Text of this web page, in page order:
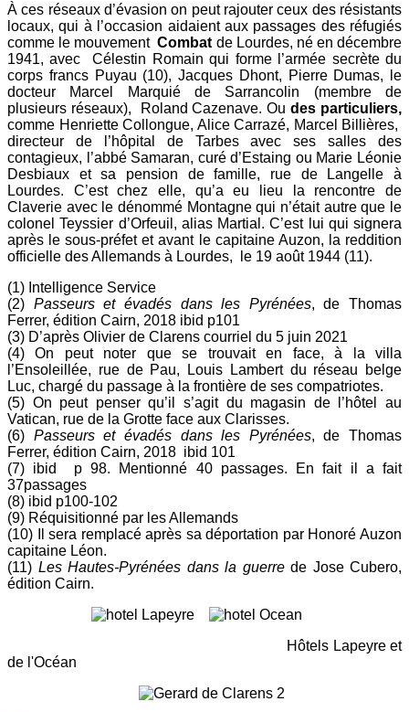
À ces réseaux d’évasion on peut rajouter ceux des résistants
locaux, qui à l’occasion aidaient aux passages des réfugiés
comme le mouvementCombat de Lourdes, né en décembre
1941, avec Célestin Romain qui forme l’armée secrète du
corps francs Puyau (10), Jacques Dhont, Pierre Dumas, le
docteur Marcel Marquié de Sarrancolin (membre de
plusieurs réseaux), Roland Cazenave. Oudes particuliers,
comme Henriette Collongue, Alice Carrazé, Marcel Billières,
directeur de l’hôpital de Tarbes avec ses salles des
contagieux, l’abbé Samaran, curé d’Estaing ou Marie Léonie
Desbiaux et sa pension de famille, rue de Langelle à
Lourdes. C’est chez elle, qu’a eu lieu la rencontre de
Claverie avec le dénommé Montagne qui n’était autre que le
colonel Teyssier d’Orfeuil, alias Martial. C’est lui qui signera
après le sous-préfet et avant le capitaine Auzon, la reddition
officielle des Allemands à Lourdes, le 19 août 1944 (11).
(1) Intelligence Service
(2) Passeurs et évadés dans les Pyrénées, de Thomas
Ferrer, édition Cairn, 2018 ibid p101
(3) D’après Olivier de Clarens courriel du 5 juin 2021
(4) On peut noter que se trouvait en face, à la villa
l’Ensoleillée, rue de Pau, Louis Lambert du réseau belge
Luc, chargé du passage à la frontière de ses compatriotes.
(5) On peut penser qu’il s’agit du magasin de l’hôtel au
Vatican, rue de la Grotte face aux Clarisses.
(6) Passeurs et évadés dans les Pyrénées, de Thomas
Ferrer, édition Cairn, 2018 ibid 101
(7) ibid p 98. Mentionné 40 passages. En fait il a fait
37passages
(8) ibid p100-102
(9) Réquisitionné par les Allemands
(10) Il sera remplacé après sa déportation par Honoré Auzon
capitaine Léon.
(11) Les Hautes-Pyrénées dans la guerrede Jose Cubero,
édition Cairn.
Hôtels Lapeyre et
de l'Océan